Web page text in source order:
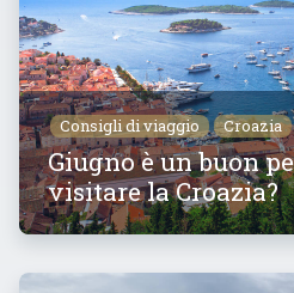
Consigli di viaggio Croazia
Giugno è un buon
visitare la Croazia?